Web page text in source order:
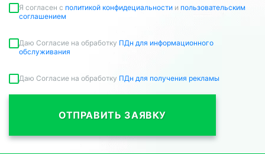
Я согласен c политикой конфидециальности и пользовательским
соглашением
Даю Согласие на обработку ПДн для информационного
обслуживания
Даю Согласие на обработку ПДн для получения рекламы
ОТПРАВИТЬ ЗАЯВКУ